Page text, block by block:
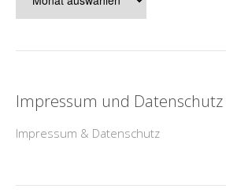
Artikel
Impressum und Datenschutz
Impressum & Datenschutz